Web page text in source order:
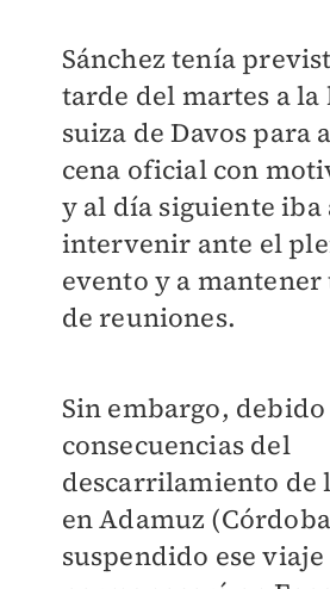
Sánchez tenía
tarde del martes a
suiza de Davos para
cena oficial con
y al día siguiente iba
intervenir ante el
evento y a mantener
de reuniones.
Sin embargo, debido
consecuencias del
descarrilamiento de
en Adamuz
suspendido ese